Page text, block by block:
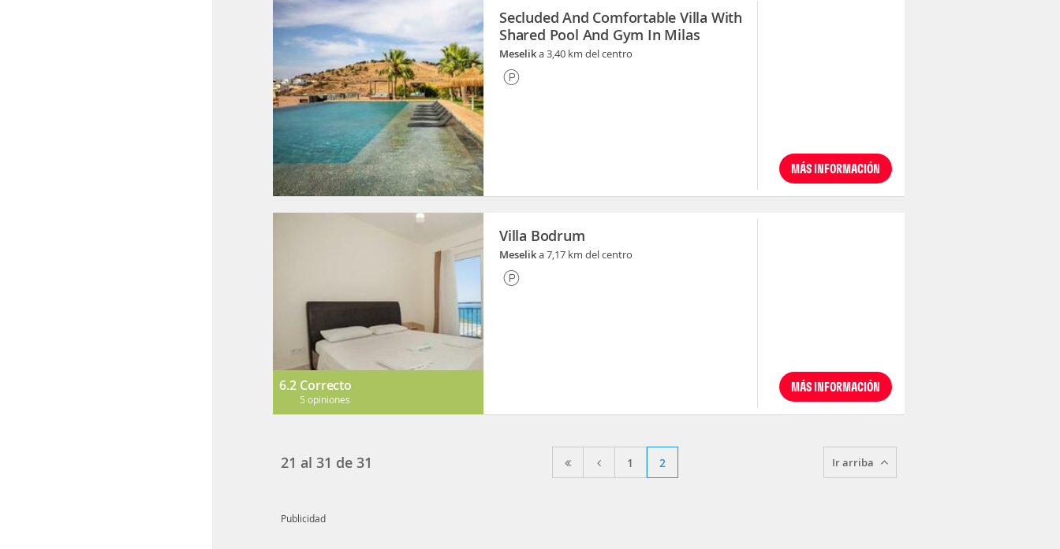
Secluded And Comfortable Villa With
Shared Pool And Gym In Milas
Meselika 3,40 km del centro
MÁS INFORMACIÓN
6.2 Correcto
5 opiniones
Villa Bodrum
Meselika 7,17 km del centro
MÁS INFORMACIÓN
21 al 31 de 31 1 2 Ir arriba
Publicidad